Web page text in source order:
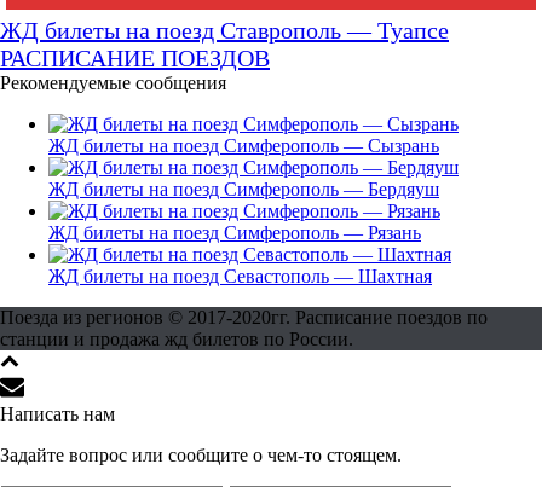
ЖД билеты на поезд Ставрополь — Туапсе
РАСПИСАНИЕ ПОЕЗДОВ
Рекомендуемые сообщения
ЖД билеты на поезд Симферополь — Сызрань
ЖД билеты на поезд Симферополь — Бердяуш
ЖД билеты на поезд Симферополь — Рязань
ЖД билеты на поезд Севастополь — Шахтная
Поезда из регионов © 2017-2020гг. Расписание поездов по
станции и продажа жд билетов по России.
Написать нам
Задайте вопрос или сообщите о чем-то стоящем.